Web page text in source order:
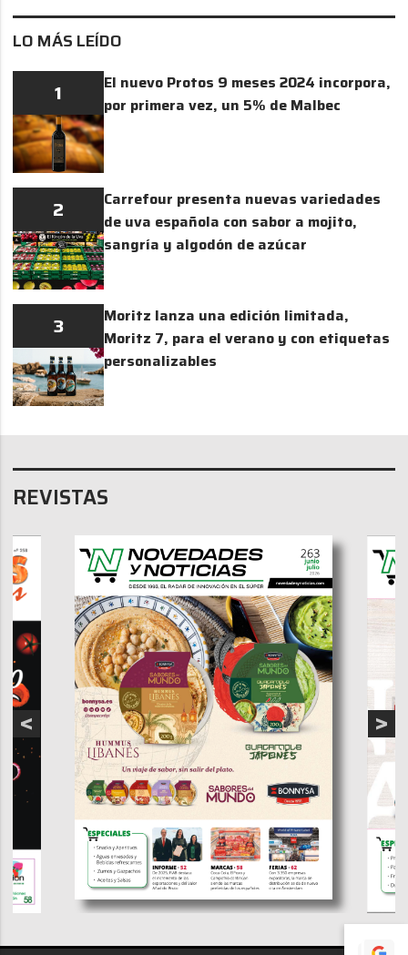
LO MÁS LEÍDO
1
El nuevo Protos 9 meses 2024 incorpora,
por primera vez, un 5% de Malbec
2
Carrefour presenta nuevas variedades
de uva española con sabor a mojito,
sangría y algodón de azúcar
3
Moritz lanza una edición limitada,
Moritz 7, para el verano y con etiquetas
personalizables
REVISTAS